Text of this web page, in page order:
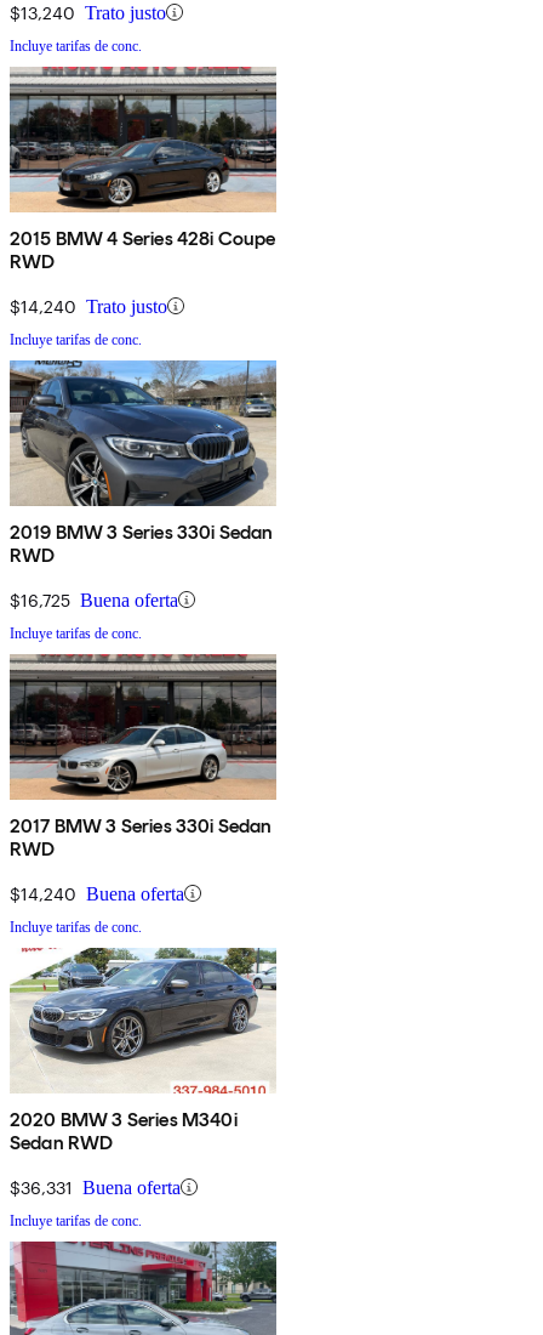
$13,240 Trato justo
Incluye tarifas de conc.
2015 BMW 4 Series 428i Coupe
RWD
$14,240 Trato justo
Incluye tarifas de conc.
2019 BMW 3 Series 330i Sedan
RWD
$16,725 Buena oferta
Incluye tarifas de conc.
2017 BMW 3 Series 330i Sedan
RWD
$14,240 Buena oferta
Incluye tarifas de conc.
2020 BMW 3 Series M340i
Sedan RWD
$36,331 Buena oferta
Incluye tarifas de conc.